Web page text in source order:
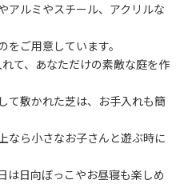
チール、アクリルな
しています。
て、あなただけの素敵な庭を作
た芝は、お手入れも簡
なお子さんと遊ぶ時に
っこやお昼寝も楽しめ